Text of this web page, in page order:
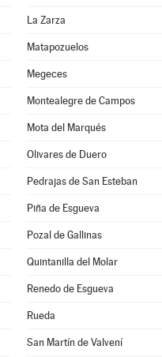
La Zarza
Matapozuelos
Megeces
Montealegre de Campos
Mota del Marqués
Olivares de Duero
Pedrajas de San Esteban
Piña de Esgueva
Pozal de Gallinas
Quintanilla del Molar
Renedo de Esgueva
Rueda
San Martín de Valvení